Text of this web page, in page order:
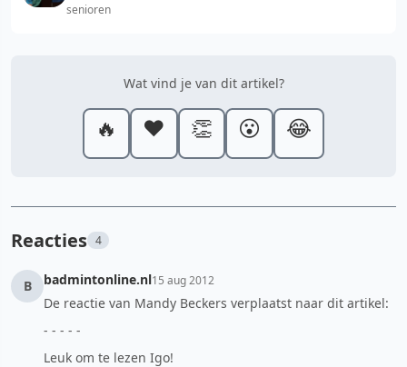
senioren
Wat vind je van dit artikel?
🔥 ❤️ 👏 😮 😂
Reacties 4
B badmintonline.nl15 aug 2012
De reactie van Mandy Beckers verplaatst naar dit artikel:
- - - - -
Leuk om te lezen Igo!